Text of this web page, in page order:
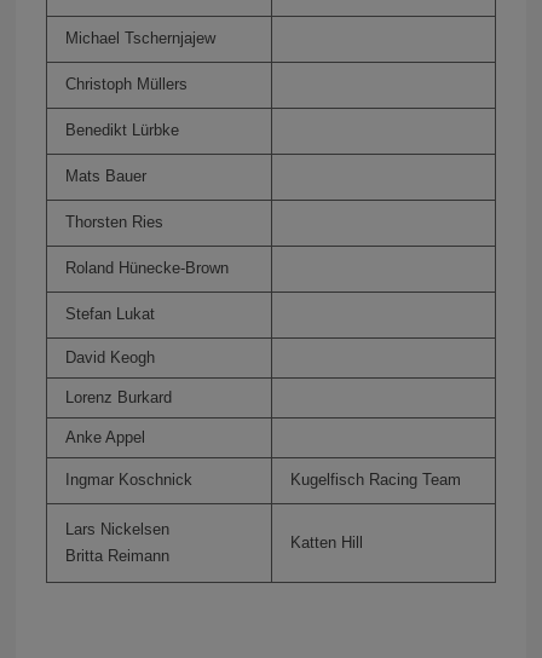
Michael Tschernjajew
Christoph Müllers
Benedikt Lürbke
Mats Bauer
Thorsten Ries
Roland Hünecke-Brown
Stefan Lukat
David Keogh
Lorenz Burkard
Anke Appel
Ingmar Koschnick Kugelfisch Racing Team
Lars Nickelsen
Britta Reimann
Katten Hill